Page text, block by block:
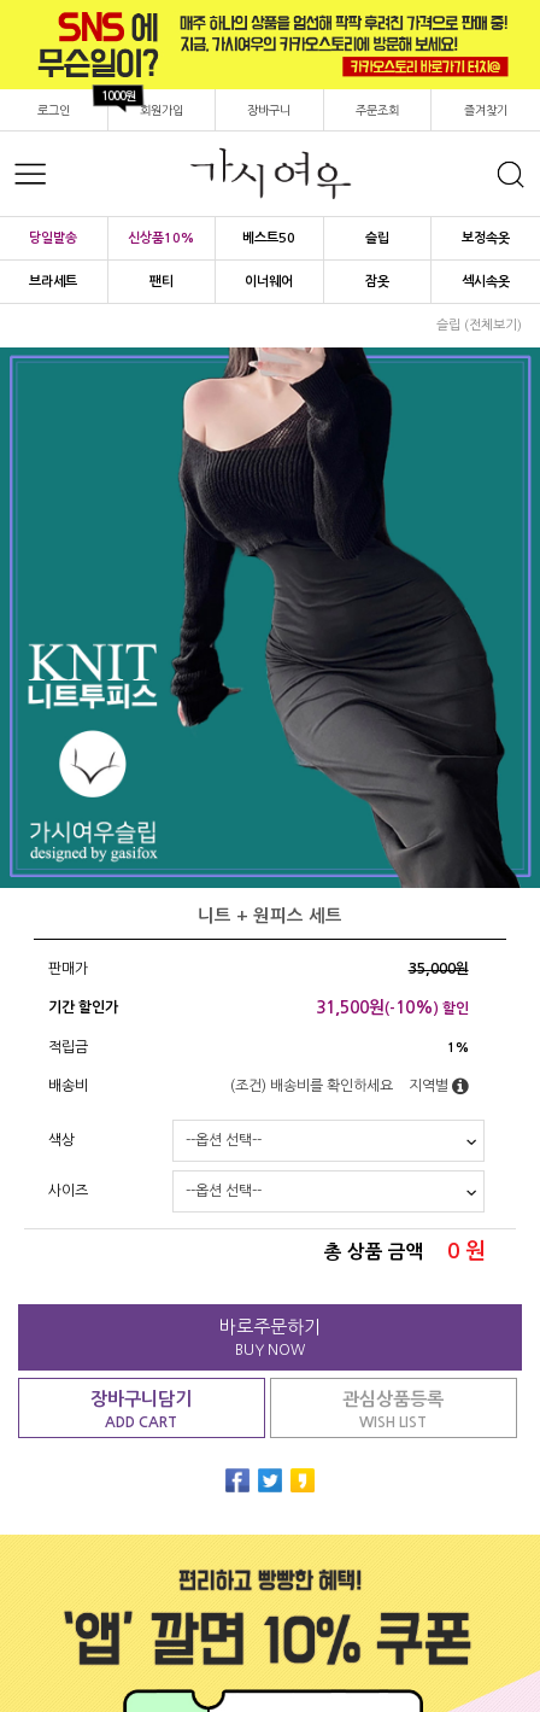
로그인 회원가입
1000원
장바구니 주문조회 즐겨찾기
당일발송 신상품10% 베스트50 슬립 보정속옷
브라세트 팬티 이너웨어 잠옷 섹시속옷
슬립 (전체보기)
니트 + 원피스 세트
판매가 35,000원
기간 할인가 31,500원(- 10%) 할인
적립금 1%
배송비 (조건) 배송비를 확인하세요 지역별
색상
사이즈
총 상품 금액 0 원
바로주문하기
BUY NOW
장바구니담기
ADD CART
관심상품등록
WISH LIST